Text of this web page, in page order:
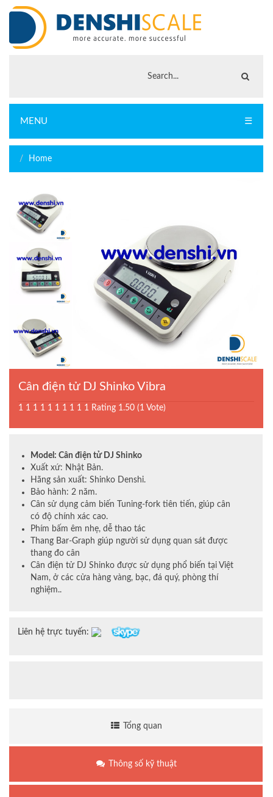
MENU ☰
Home
Cân điện tử DJ Shinko Vibra
1 1 1 1 1 1 1 1 1 1 Rating 1.50 (1 Vote)
Model: Cân điện tử DJ Shinko
Xuất xứ: Nhật Bản.
Hãng sản xuất: Shinko Denshi.
Bảo hành: 2 năm.
Cân sử dụng cảm biến Tuning-fork tiên tiến, giúp cân
có độ chính xác cao.
Phím bấm êm nhẹ, dễ thao tác
Thang Bar-Graph giúp người sử dụng quan sát được
thang đo cân
Cân điện tử DJ Shinko được sử dụng phổ biến tại Việt
Nam, ở các cửa hàng vàng, bạc, đá quý, phòng thí
nghiệm..
Liên hệ trực tuyến:
Tổng quan
Thông số kỹ thuật